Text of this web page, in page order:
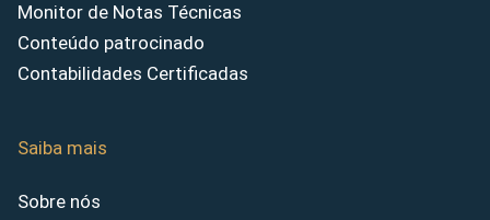
Monitor de Notas Técnicas
Conteúdo patrocinado
Contabilidades Certificadas
Saiba mais
Sobre nós